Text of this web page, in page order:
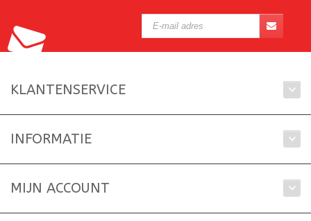
KLANTENSERVICE
INFORMATIE
MIJN ACCOUNT